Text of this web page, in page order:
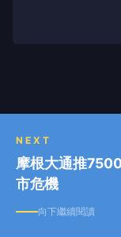
NEXT
摩根大通推
市危機
向下繼續閱讀